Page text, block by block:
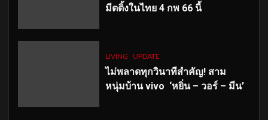
มีตติ้งในไทย 4 กพ 66 นี้
LIVING UPDATE
ไม่พลาดทุกวินาทีสำคัญ! สาม
หนุ่มบ้าน vivo ‘หยิ่น – วอร์ – มีน’